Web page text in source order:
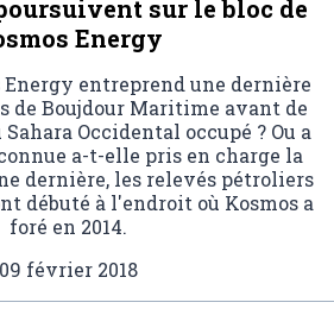
sur le bloc de
Energy
Energy entreprend une dernière
de Boujdour Maritime avant de
Occidental occupé ? Ou a
a-t-elle pris en charge la
dernière, les relevés pétroliers
débuté à l'endroit où Kosmos a
foré en 2014.
09 février 2018